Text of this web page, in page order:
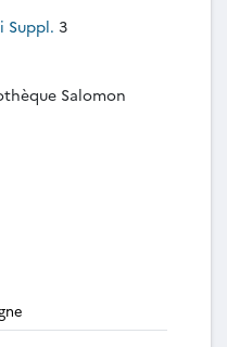
Suppl. 3
Salomon